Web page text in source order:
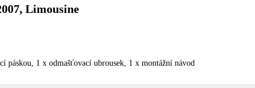
Limousine
páskou, 1 x odmašťovací ubrousek, 1 x montážní návod